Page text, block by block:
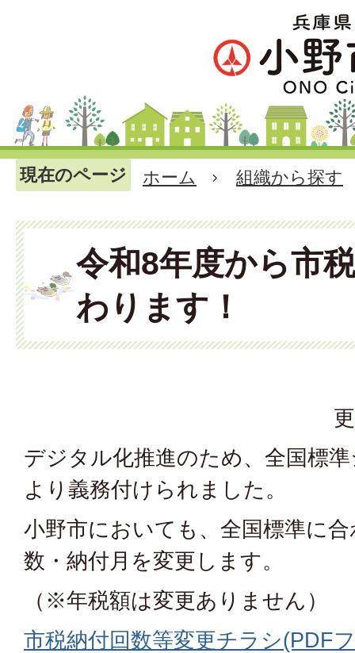
現在のページ ホーム 組織から探す
令和8年度から市
わります！
デジタル化推進のため、全国標
より義務付けられました。
小野市においても、全国標準に
数・納付月を変更します。
（※年税額は変更ありません）
市税納付回数等変更チラシ(PDF